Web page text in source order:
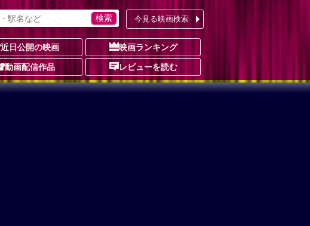
今見る映画検索
近日公開の映画 映画ランキング
動画配信作品 レビューを読む